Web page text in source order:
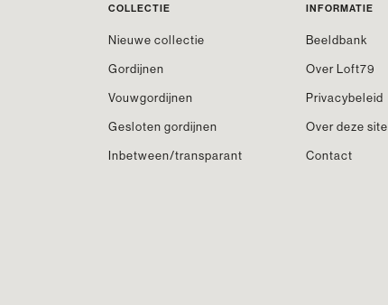
COLLECTIE
Nieuwe collectie
Gordijnen
Vouwgordijnen
Gesloten gordijnen
Inbetween/transparant
INFORMATIE
Beeldbank
Over Loft79
Privacybeleid
Over deze site
Contact